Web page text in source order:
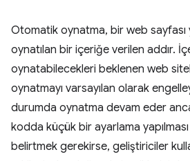
Otomatik oynatma, bir web sayfası
oynatılan bir içeriğe verilen addır.
oynatabilecekleri beklenen web
oynatmayı varsayılan olarak
durumda oynatma devam eder
kodda küçük bir ayarlama
belirtmek gerekirse, geliştiriciler